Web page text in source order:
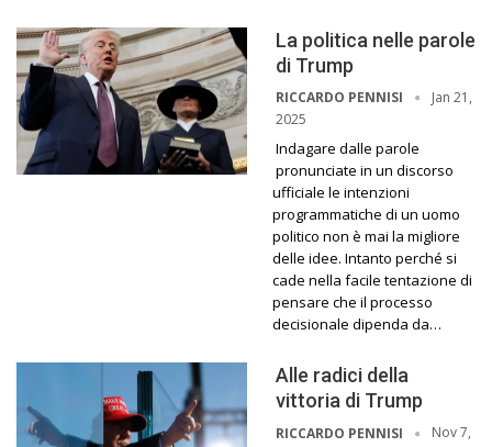
La politica nelle parole
di Trump
RICCARDO PENNISI
Jan 21,
2025
Indagare dalle parole
pronunciate in un discorso
ufficiale le intenzioni
programmatiche di un uomo
politico non è mai la migliore
delle idee. Intanto perché si
cade nella facile tentazione di
pensare che il processo
decisionale dipenda da…
Alle radici della
vittoria di Trump
RICCARDO PENNISI
Nov 7,